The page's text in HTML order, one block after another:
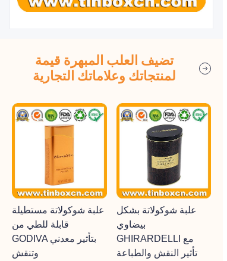
تضيف العلب المبهرة قيمة
لمنتجاتك وعلاماتك التجارية
علبة شوكولاتة مستطيلة
قابلة للطي من
GODIVA بتأثير معدني
وتنقش
علبة شوكولاتة بشكل
بيضاوي
GHIRARDELLI مع
تأثير النقش والطباعة